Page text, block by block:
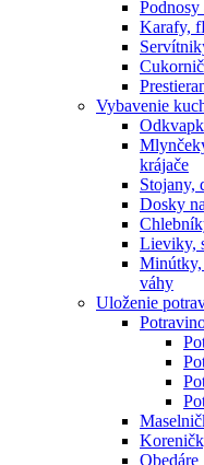
Podnosy
Karafy,
Vybavenie
krájače
Stojany,
Dosky
Lieviky,
Minútky,
váhy
Uloženie
Obedáre